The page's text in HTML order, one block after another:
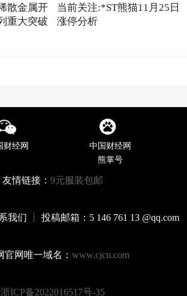
散金属开
重大突破
当前关注:*ST熊猫11月25日
涨停分析
财经网
中国财经网
熊掌号
友情链接： 9元服装包邮
我们 ┊ 投稿邮箱：5 146 761 13 @qq.com
官网唯一域名： www.cjcn.com
浙ICP备2022016517号-35